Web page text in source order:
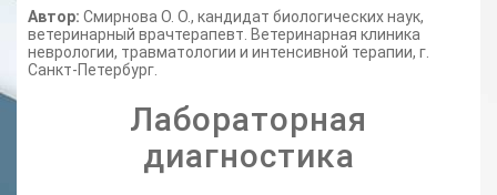
Автор: Смирнова О. О., кандидат биологических наук,
ветеринарный врачтерапевт. Ветеринарная клиника
неврологии, травматологии и интенсивной терапии, г.
Санкт-Петербург.
Лабораторная
диагностика